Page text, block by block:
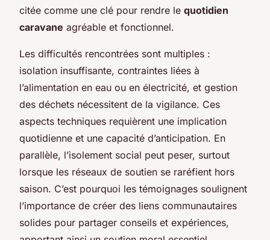
citée comme une clé pour rendre le quotidien
caravane agréable et fonctionnel.
Les difficultés rencontrées sont multiples :
isolation insuffisante, contraintes liées à
l’alimentation en eau ou en électricité, et gestion
des déchets nécessitent de la vigilance. Ces
aspects techniques requièrent une implication
quotidienne et une capacité d’anticipation. En
parallèle, l’isolement social peut peser, surtout
lorsque les réseaux de soutien se raréfient hors
saison. C’est pourquoi les témoignages soulignent
l’importance de créer des liens communautaires
solides pour partager conseils et expériences,